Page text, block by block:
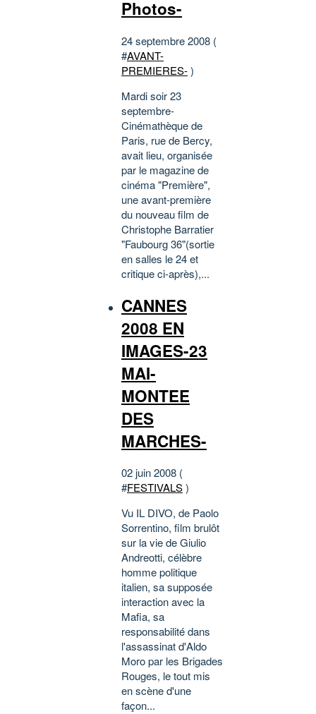
Photos-
24 septembre 2008 (
#AVANT-
PREMIERES-)
Mardi soir 23
septembre-
Cinémathèque de
Paris, rue de Bercy,
avait lieu, organisée
par le magazine de
cinéma "Première",
une avant-première
du nouveau film de
Christophe Barratier
"Faubourg 36"(sortie
en salles le 24 et
critique ci-après),...
CANNES
2008 EN
IMAGES-23
MAI-
MONTEE
DES
MARCHES-
02 juin 2008 (
#FESTIVALS)
Vu IL DIVO, de Paolo
Sorrentino, film brulôt
sur la vie de Giulio
Andreotti, célèbre
homme politique
italien, sa supposée
interaction avec la
Mafia, sa
responsabilité dans
l'assassinat d'Aldo
Moro par les Brigades
Rouges, le tout mis
en scène d'une
façon...